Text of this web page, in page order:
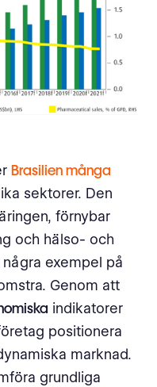
Brasilien många
sektorer. Den
förnybar
och hälso- och
exempel på
Genom att
indikatorer
positionera
marknad.
grundliga